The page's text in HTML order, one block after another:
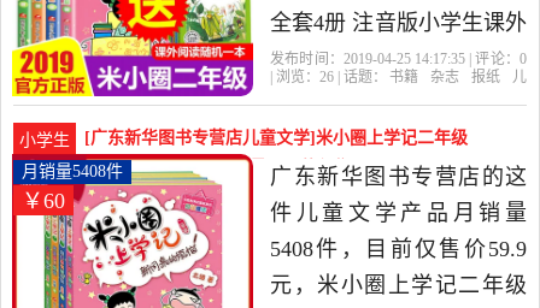
全套4册 注音版小学生课外
阅读书籍必读的校园故事1-
下册米你小圈漫画书爆笑
漫画是2019年文渊图书专
营店精选书籍,杂志,报纸当
中性价比很高的儿童文
学，由上海发货。
发布时间：2019-04-25 14:17:35 | 评论： 0
| 浏览： 26 | 话题： 书籍 杂志 报纸
儿
小学生
[广东新华图书专营店儿童文学]米小圈上学记二年级
全套4册 课外书必月销量5408件仅售59.9元
￥60
月销量5408件
广东新华图书专营店的这
件儿童文学产品月销量
5408件，目前仅售价59.9
元，米小圈上学记二年级